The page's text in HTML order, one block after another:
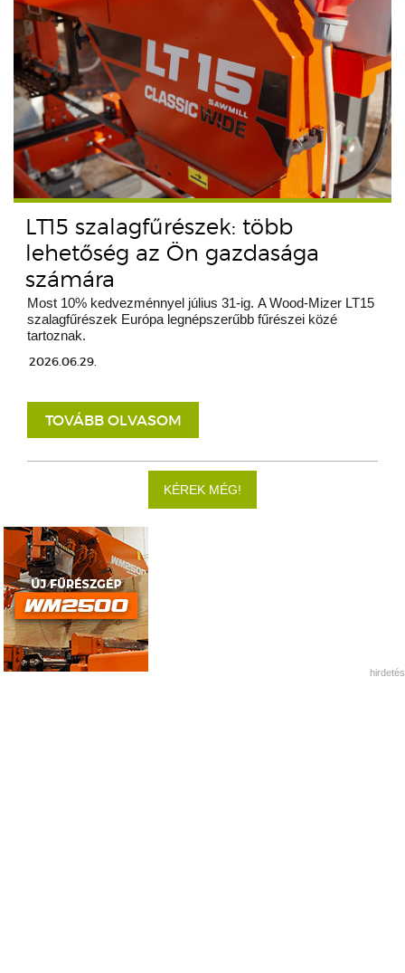
LT15 szalagfűrészek: több
lehetőség az Ön gazdasága
számára
Most 10% kedvezménnyel július 31-ig. A Wood-Mizer LT15
szalagfűrészek Európa legnépszerűbb fűrészei közé
tartoznak.
2026.06.29.
TOVÁBB OLVASOM
KÉREK MÉG!
hirdetés